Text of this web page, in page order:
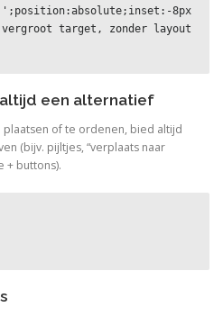
8px
target, zonder layout
een alternatief
of te ordenen, bied altijd
(bijv. pijltjes, “verplaats naar
+ buttons).